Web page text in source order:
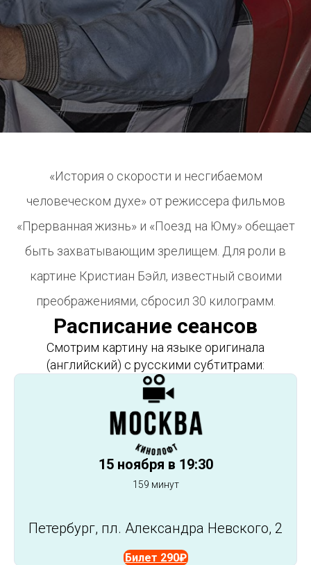
«История о скорости и несгибаемом
человеческом духе» от режиссера фильмов
«Прерванная жизнь» и «Поезд на Юму» обещает
быть захватывающим зрелищем. Для роли в
картине Кристиан Бэйл, известный своими
преображениями, сбросил 30 килограмм.
Расписание сеансов
Смотрим картину на языке оригинала
(английский) с русскими субтитрами:
15 ноября в 19:30
159 минут
Петербург, пл. Александра Невского, 2
Билет 290₽